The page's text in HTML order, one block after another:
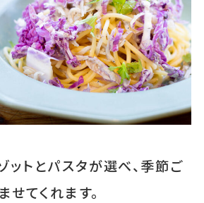
ットとパスタが選べ、季節ご
せてくれます。